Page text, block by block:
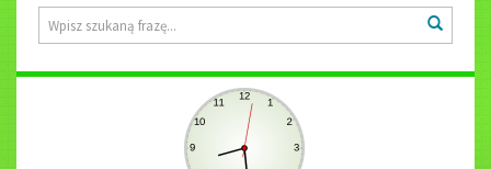
Wyszukiwarka